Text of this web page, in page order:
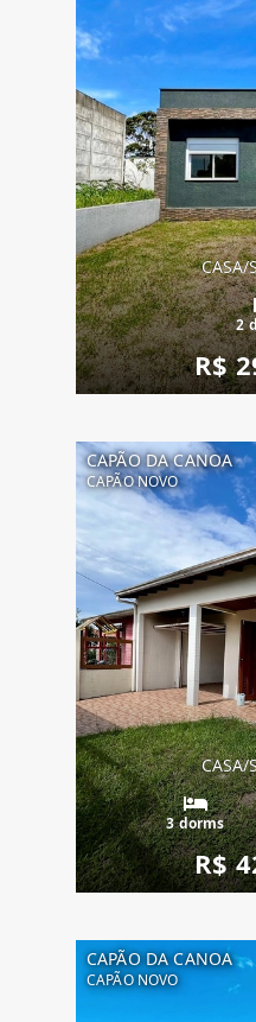
CASA/
2
R$
CAPÃO DA CANOA
CAPÃO NOVO
CASA/
3 dorms
R$
CAPÃO DA CANOA
CAPÃO NOVO